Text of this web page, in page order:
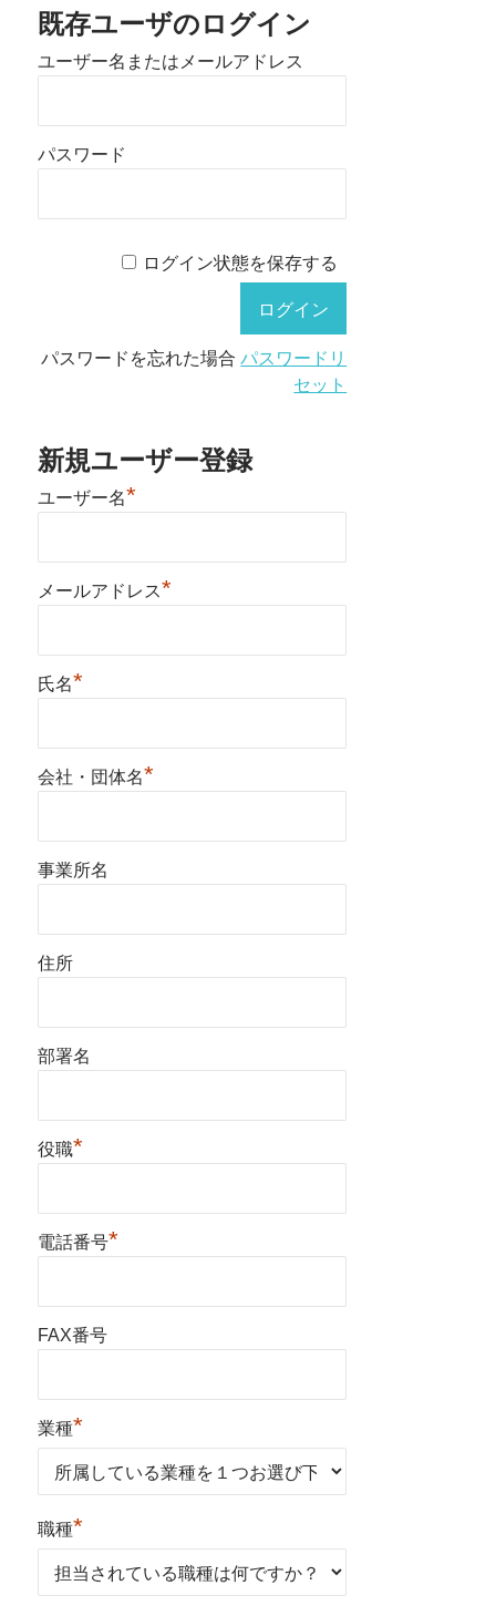
既存ユーザのログイン
ユーザー名またはメールアドレス
パスワード
ログイン状態を保存する
パスワードを忘れた場合パスワードリ
セット
新規ユーザー登録
ユーザー名*
メールアドレス*
氏名*
会社・団体名*
事業所名
住所
部署名
役職*
電話番号*
FAX番号
業種*
職種*